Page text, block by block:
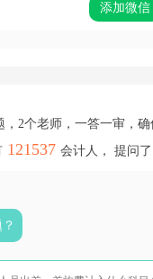
添加微信
，2个老师，一答一审，确
121537 会计人， 提问了